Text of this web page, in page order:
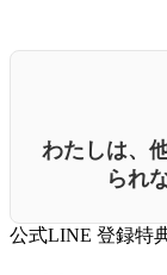
わたしは、
られ
公式LINE 登録特